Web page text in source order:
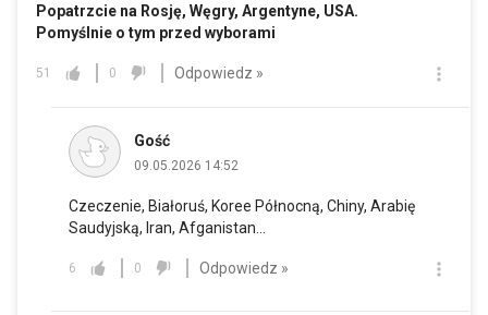
Popatrzcie na Rosję, Węgry, Argentyne, USA.
Pomyślnie o tym przed wyborami
51 0 Odpowiedz »
Gość
09.05.2026 14:52
Czeczenie, Białoruś, Koree Północną, Chiny, Arabię
Saudyjską, Iran, Afganistan...
6 0 Odpowiedz »